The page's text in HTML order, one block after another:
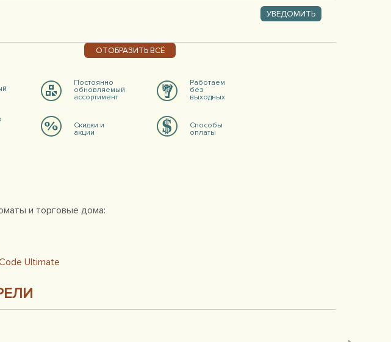
УВЕДОМИТЬ
ОТОБРАЗИТЬ ВСЁ
Постоянно
обновляемый
ассортимент
Работаем
без
выходных
Скидки и
акции
Способы
оплаты
и торговые дома:
Ultimate